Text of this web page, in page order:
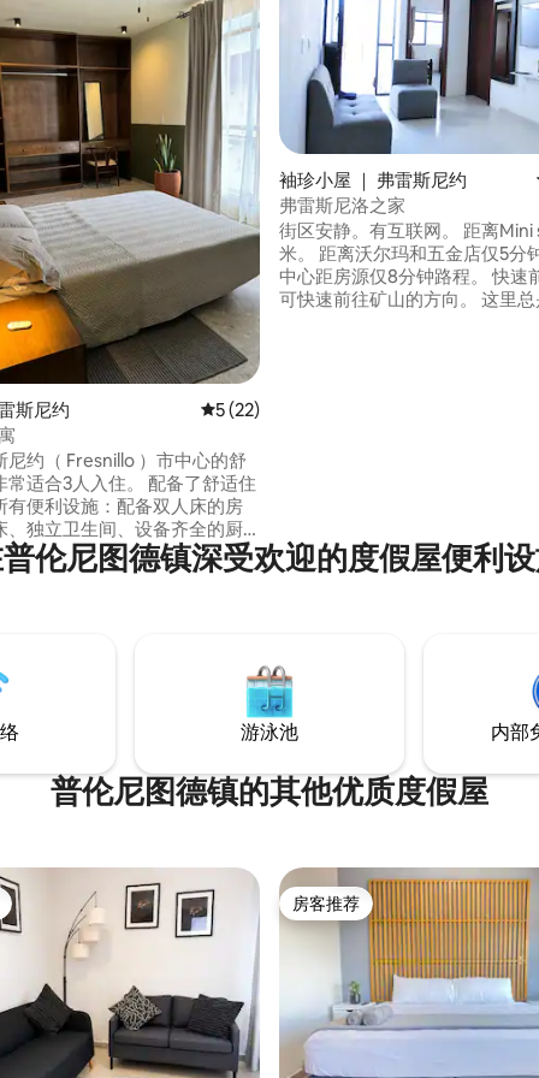
），共 117 条评价
斯尼约 平均评分 5 分（满分 5 分），共 22 条评价
5 (22)
尼约（ Fresnillo ）市中心的舒
常适合3人入住。 配备了舒适住
有便利设施：配备双人床的房
、独立卫生间、设备齐全的厨
络。 地理位置优越，靠近餐
主要景点。 非常适合商务或休
袖珍小屋 ｜ 弗雷斯尼约
弗雷斯尼洛之家
街区安静。有互联网。 距离Mini
米。 距离沃尔玛和五金店仅5分
中心距房源仅8分钟路程。 快速
可快速前往矿山的方向。 这里
伦尼图德镇深受欢迎的度假屋便利
游泳池 内部
普伦尼图德镇的其他优质度假屋
房客推荐
房客推荐